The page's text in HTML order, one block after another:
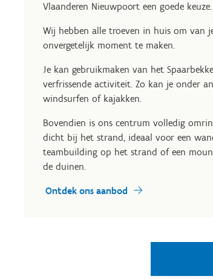
Vlaanderen Nieuwpoort een goede keuze.
Wij hebben alle troeven in huis om van
onvergetelijk moment te maken.
Je kan gebruikmaken van het
verfrissende activiteit. Zo kan je onder
windsurfen of kajakken.
Bovendien is ons centrum volledig
dicht bij het strand, ideaal voor een
teambuilding op het strand of een
de duinen.
Ontdek ons aanbod